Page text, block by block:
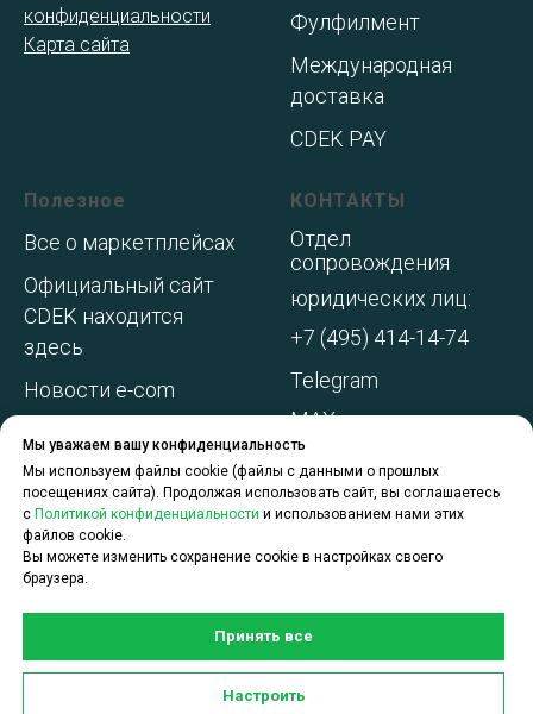
Задать вопрос по услугам
CDEK для Бизнеса можно в чате:
Мы уважаем вашу конфиденциальность
Мы используем файлы cookie (файлы с данными о прошлых
посещениях сайта). Продолжая использовать сайт, вы соглашаетесь
с Политикой конфиденциальности и использованием нами этих
файлов cookie.
Вы можете изменить сохранение cookie в настройках своего
браузера.
Принять все
Настроить
конфиденциальности
Карта сайта
Фулфилмент
Международная
доставка
CDEK PAY
Полезное
Все о маркетплейсах
Официальный сайт
CDEK находится
здесь
Новости e-com
Акции и
спецпредложения
О компании
КОНТАКТЫ
Отдел
сопровождения
юридических лиц:
+7 (495) 414-14-74
Telegram
MAX